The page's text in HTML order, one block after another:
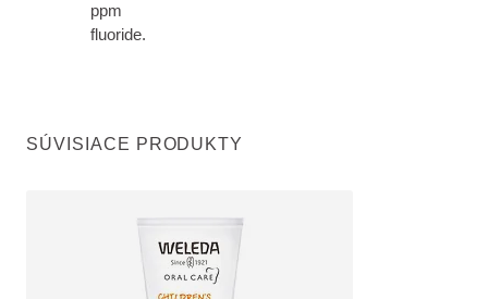
ppm
fluoride.
SÚVISIACE PRODUKTY